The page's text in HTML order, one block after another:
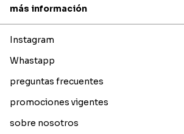
más información
Instagram
Whastapp
preguntas frecuentes
promociones vigentes
sobre nosotros